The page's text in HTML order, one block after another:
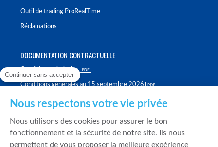
Outil de trading ProRealTime
Réclamations
DOCUMENTATION CONTRACTUELLE
Conditions générales
Conditions générales au 15 septembre 2026
Politique de meilleure sélection
Politique de durabilité
Continuer sans accepter
Nous respectons votre vie privée
Nous utilisons des cookies pour assurer le bon
fonctionnement et la sécurité de notre site. Ils nous
permettent de vous proposer la meilleure expérience